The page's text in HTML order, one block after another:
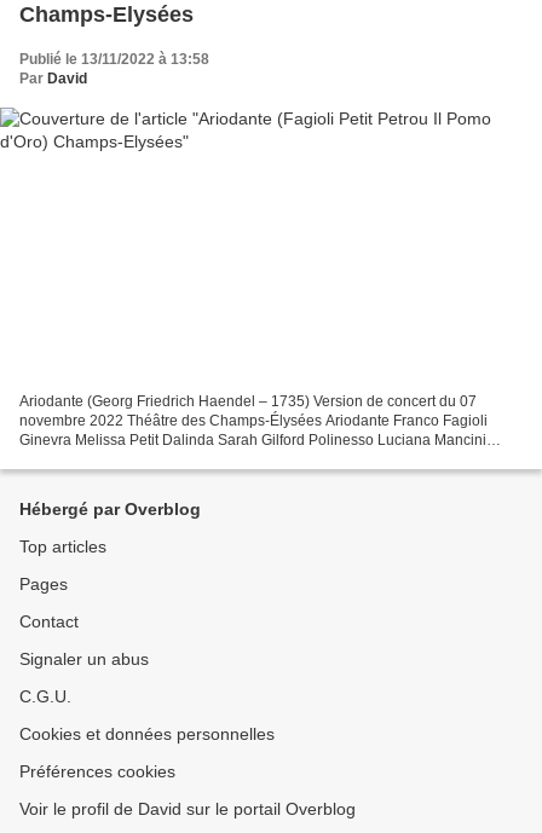
Champs-Elysées
Publié le 13/11/2022 à 13:58
Par David
Ariodante (Georg Friedrich Haendel – 1735) Version de concert du 07
novembre 2022 Théâtre des Champs-Élysées Ariodante Franco Fagioli
Ginevra Melissa Petit Dalinda Sarah Gilford Polinesso Luciana Mancini
Hébergé par Overblog
Top articles
Pages
Contact
Signaler un abus
C.G.U.
Cookies et données personnelles
Préférences cookies
Voir le profil de David sur le portail Overblog